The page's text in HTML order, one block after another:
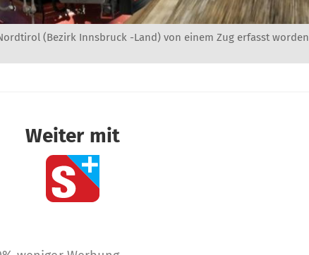
(Bezirk Innsbruck -Land) von einem Zug erfasst worden